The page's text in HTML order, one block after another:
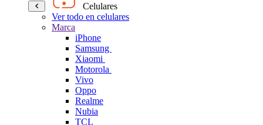
Celulares
Ver todo en celulares
Marca
iPhone
Samsung
Xiaomi
Motorola
Vivo
Oppo
Realme
Nubia
TCL